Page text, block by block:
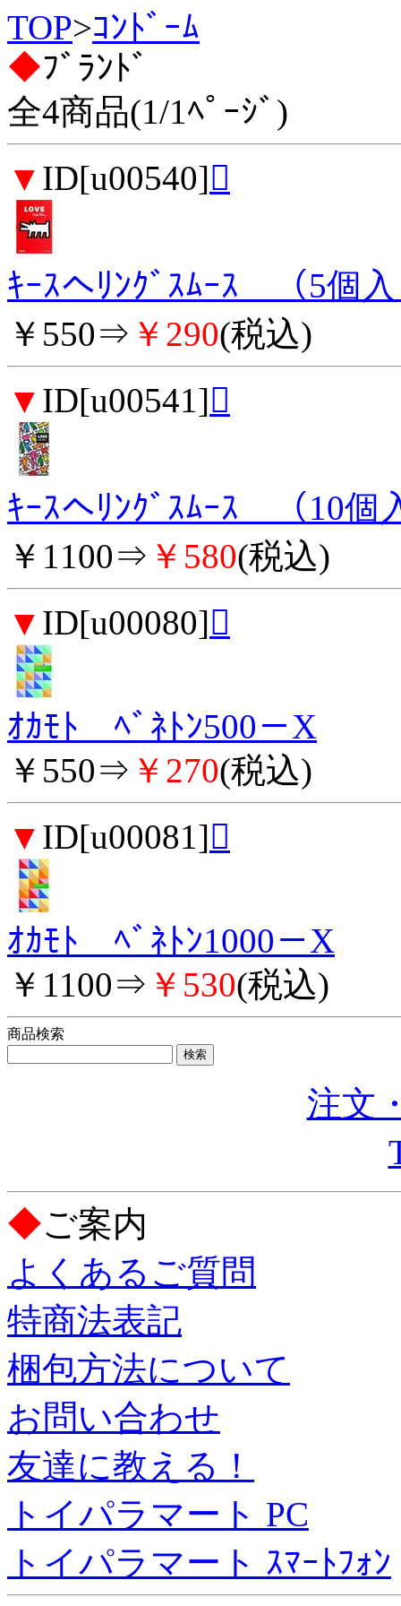
TOP>ｺﾝﾄﾞｰﾑ
◆ﾌﾞﾗﾝﾄﾞ
全4商品(1/1ﾍﾟｰｼﾞ)
▼ ID[u00540]
ｷｰｽへﾘﾝｸﾞｽﾑｰｽ （5個
￥550⇒ ￥290(税込)
▼ ID[u00541]
ｷｰｽへﾘﾝｸﾞｽﾑｰｽ （10個
￥1100⇒ ￥580(税込)
▼ ID[u00080]
ｵｶﾓﾄ ﾍﾞﾈﾄﾝ500－X
￥550⇒ ￥270(税込)
▼ ID[u00081]
ｵｶﾓﾄ ﾍﾞﾈﾄﾝ1000－X
￥1100⇒ ￥530(税込)
商品検索
注文
◆ご案内
よくあるご質問
特商法表記
梱包方法について
お問い合わせ
友達に教える！
トイパラマート PC
トイパラマート ｽﾏｰﾄﾌｫﾝ